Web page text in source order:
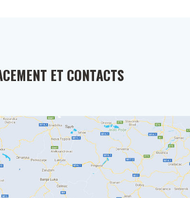
ET CONTACTS